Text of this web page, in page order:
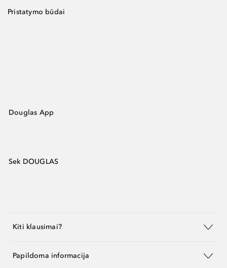
Pristatymo būdai
Douglas App
Sek DOUGLAS
Kiti klausimai?
Papildoma informacija